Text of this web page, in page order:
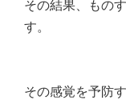
その結果、もの
す。
その感覚を予防